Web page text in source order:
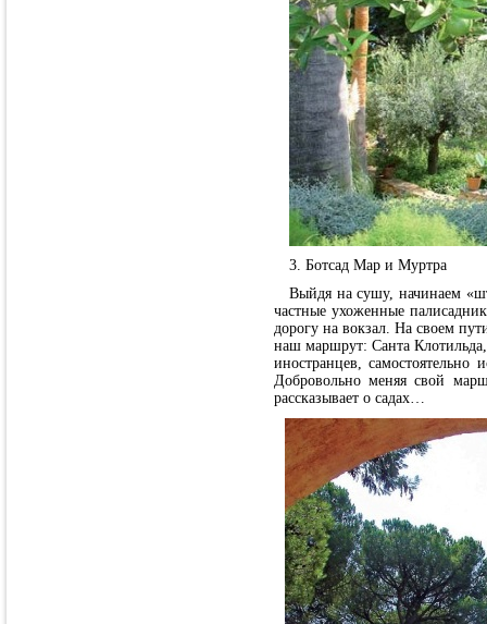
3. Ботсад Мар и Муртра
Выйдя на сушу, начинаем
частные ухоженные
дорогу на вокзал. На своем
наш маршрут: Санта
иностранцев,
Добровольно меняя свой
рассказывает о садах…